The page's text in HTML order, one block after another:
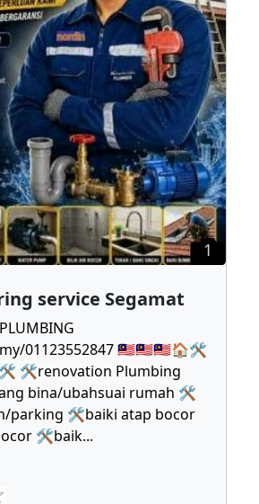
1
service Segamat
01123552847 🇲🇾🇲🇾🇲🇾🏠🛠
Plumbing
bina/ubahsuai rumah 🛠
parking 🛠baiki atap bocor
🛠baik...